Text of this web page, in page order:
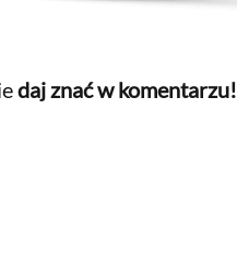
daj znać w komentarzu!